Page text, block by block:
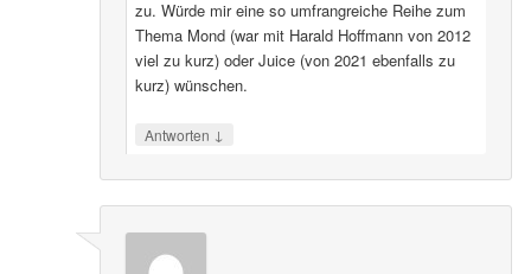
zu. Würde mir eine so umfrangreiche Reihe zum
Thema Mond (war mit Harald Hoffmann von 2012
viel zu kurz) oder Juice (von 2021 ebenfalls zu
kurz) wünschen.
Antworten ↓